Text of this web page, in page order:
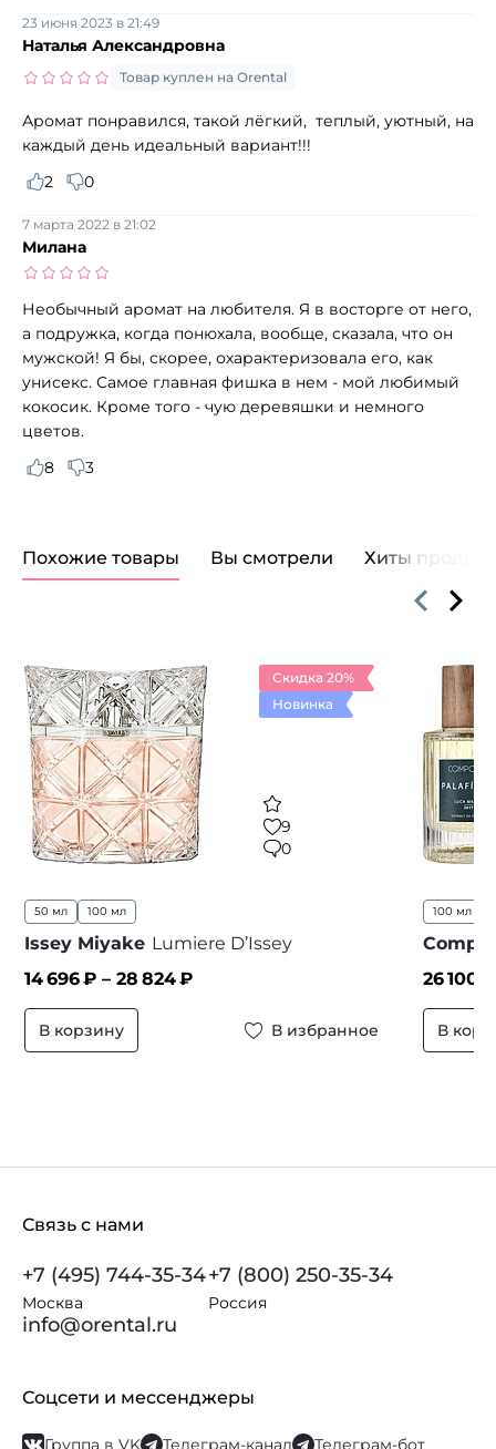
Наталья Александровна
23 июня 2023 в 21:49
Товар куплен на Orental
Аромат понравился, такой лёгкий, теплый, уютный, на
каждый день идеальный вариант!!!
2
0
Милана
7 марта 2022 в 21:02
Необычный аромат на любителя. Я в восторге от него,
а подружка, когда понюхала, вообще, сказала, что он
мужской! Я бы, скорее, охарактеризовала его, как
унисекс. Самое главная фишка в нем - мой любимый
кокосик. Кроме того - чую деревяшки и немного
цветов.
8
3
Похожие товары Вы смотрели Хиты продаж
Скидка 20%
Новинка
9
0
50 мл 100 мл
Issey Miyake Lumiere D’Issey
14 696₽ – 28 824₽
В корзину В избранное
100 мл
26 100
В
Связь с нами
+7 (495) 744-35-34
Москва
+7 (800) 250-35-34
Россия
info@orental.ru
Соцсети и мессенджеры